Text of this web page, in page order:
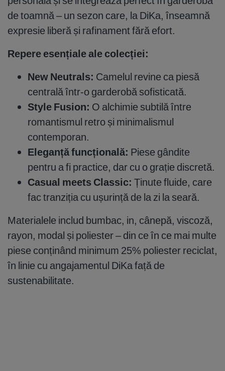
de toamnă – un sezon care, la DiKa, înseamnă
expresie liberă și rafinament fără efort.
Repere esențiale ale colecției:
New Neutrals: Camelul revine ca piesă
centrală într-o garderobă sofisticată.
Style Fusion: O alchimie subtilă între
romantismul retro și minimalismul
contemporan.
Eleganță funcțională: Piese gândite
pentru a fi practice, dar cu o grație discretă.
Casual meets Classic: Ținute fluide, care
fac tranziția cu ușurință de la zi la seară.
Materialele includ bumbac, in, cânepă, viscoză,
rayon, modal și poliester – din ce în ce mai multe
piese conținând minimum 25% poliester reciclat,
în linie cu angajamentul DiKa față de
sustenabilitate.